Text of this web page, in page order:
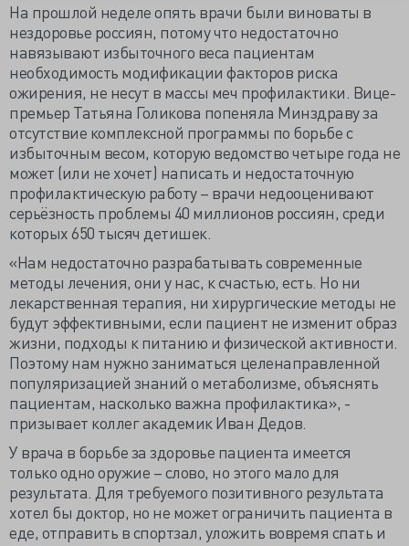
На прошлой неделе опять врачи были виноваты в
нездоровье россиян, потому что недостаточно
навязывают избыточного веса пациентам
необходимость модификации факторов риска
ожирения, не несут в массы меч профилактики. Вице-
премьер Татьяна Голикова попеняла Минздраву за
отсутствие комплексной программы по борьбе с
избыточным весом, которую ведомство четыре года не
может (или не хочет) написать и недостаточную
профилактическую работу – врачи недооценивают
серьёзность проблемы 40 миллионов россиян, среди
которых 650 тысяч детишек.
«Нам недостаточно разрабатывать современные
методы лечения, они у нас, к счастью, есть. Но ни
лекарственная терапия, ни хирургические методы не
будут эффективными, если пациент не изменит образ
жизни, подходы к питанию и физической активности.
Поэтому нам нужно заниматься целенаправленной
популяризацией знаний о метаболизме, объяснять
пациентам, насколько важна профилактика», -
призывает коллег академик Иван Дедов.
У врача в борьбе за здоровье пациента имеется
только одно оружие – слово, но этого мало для
результата. Для требуемого позитивного результата
хотел бы доктор, но не может ограничить пациента в
еде, отправить в спортзал, уложить вовремя спать и